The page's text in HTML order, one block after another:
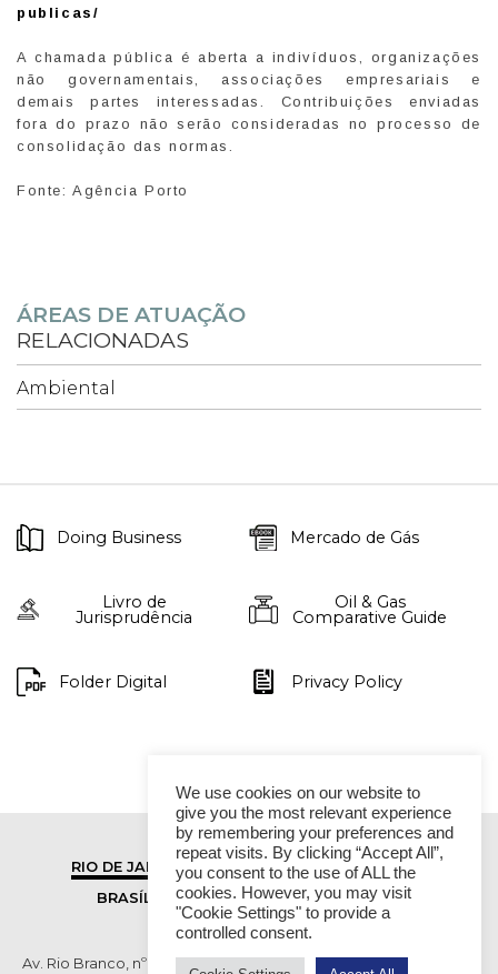
publicas/
A chamada pública é aberta a indivíduos, organizações
não governamentais, associações empresariais e
demais partes interessadas. Contribuições enviadas
fora do prazo não serão consideradas no processo de
consolidação das normas.
Fonte: Agência Porto
ÁREAS DE ATUAÇÃO
RELACIONADAS
Ambiental
Doing Business Mercado de Gás
Livro de
Jurisprudência
Oil & Gas
Comparative Guide
Folder Digital Privacy Policy
RIO DE JANEIRO
SÃO PAULO
BRASÍLIA
VITÓRIA
Av. Rio Branco, nº 01, 14º andar - Ed. RB1- Centro, Rio de Janeiro -
We use cookies on our website to
give you the most relevant experience
by remembering your preferences and
repeat visits. By clicking “Accept All”,
you consent to the use of ALL the
cookies. However, you may visit
"Cookie Settings" to provide a
controlled consent.